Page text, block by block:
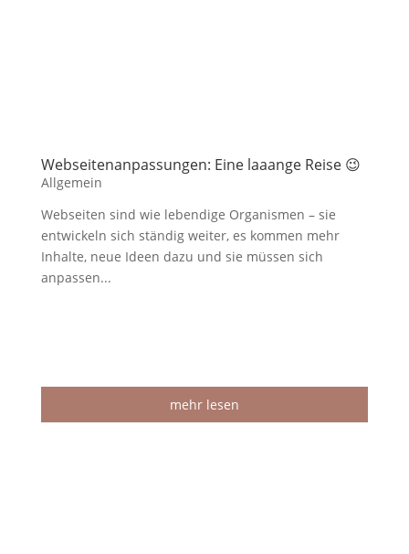
Webseitenanpassungen: Eine laaange Reise 😉
Allgemein
Webseiten sind wie lebendige Organismen – sie
entwickeln sich ständig weiter, es kommen mehr
Inhalte, neue Ideen dazu und sie müssen sich
anpassen...
mehr lesen